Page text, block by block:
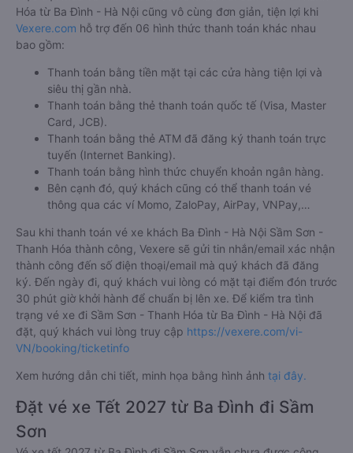
Bước 5: Chọn hình thức thanh toán vé phù hợp và tiến hành
thanh toán vé.
Việc đặt mua và thanh toán vé xe khách đi Sầm Sơn - Thanh
Hóa từ Ba Đình - Hà Nội cũng vô cùng đơn giản, tiện lợi khi
Vexere.comhỗ trợ đến 06 hình thức thanh toán khác nhau
bao gồm:
Thanh toán bằng tiền mặt tại các cửa hàng tiện lợi và
siêu thị gần nhà.
Thanh toán bằng thẻ thanh toán quốc tế (Visa, Master
Card, JCB).
Thanh toán bằng thẻ ATM đã đăng ký thanh toán trực
tuyến (Internet Banking).
Thanh toán bằng hình thức chuyển khoản ngân hàng.
Bên cạnh đó, quý khách cũng có thể thanh toán vé
thông qua các ví Momo, ZaloPay, AirPay, VNPay,…
Sau khi thanh toán vé xe khách Ba Đình - Hà Nội Sầm Sơn -
Thanh Hóa thành công, Vexere sẽ gửi tin nhắn/email xác nhận
thành công đến số điện thoại/email mà quý khách đã đăng
ký. Đến ngày đi, quý khách vui lòng có mặt tại điểm đón trước
30 phút giờ khởi hành để chuẩn bị lên xe. Để kiểm tra tình
trạng vé xe đi Sầm Sơn - Thanh Hóa từ Ba Đình - Hà Nội đã
VN/booking/ticketinfo
Xem hướng dẫn chi tiết, minh họa bằng hình ảnh